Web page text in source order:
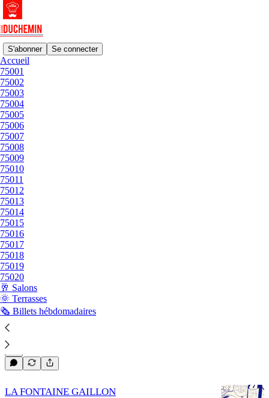
S'abonner Se connecter
Accueil
75001
75002
75003
75004
75005
75006
75007
75008
75009
75010
75011
75012
75013
75014
75015
75016
75017
75018
75019
75020
🥂 Salons
🌞 Terrasses
🗞️ Billets hébdomadaires
75002
Dernier
RACINES
Brasserie | 75002
janv. 21
1
ALTRO FRENCHIE
Bistrot | 75002
juin 26, 2025
PANURGE
Restaurant gastronomique | 75002
LA FONTAINE GAILLON